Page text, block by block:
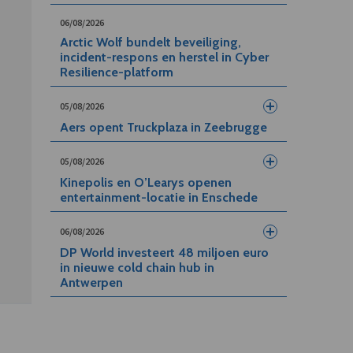
06/08/2026
Arctic Wolf bundelt beveiliging,
incident-respons en herstel in Cyber
Resilience-platform
05/08/2026
Aers opent Truckplaza in Zeebrugge
05/08/2026
Kinepolis en O’Learys openen
entertainment-locatie in Enschede
06/08/2026
DP World investeert 48 miljoen euro
in nieuwe cold chain hub in
Antwerpen